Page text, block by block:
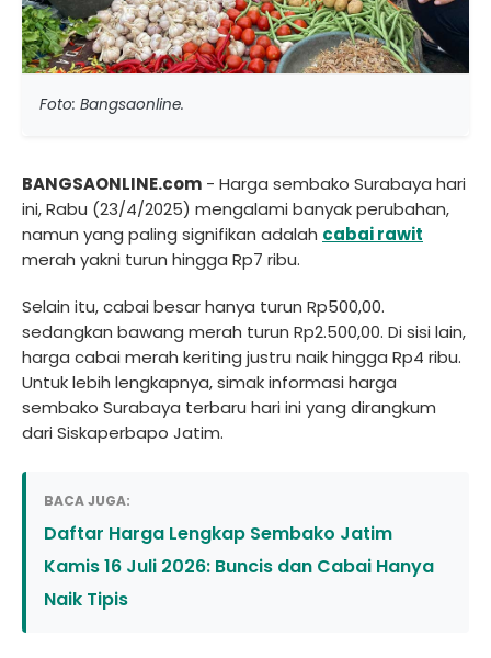
Foto: Bangsaonline.
BANGSAONLINE.com - Harga sembako Surabaya hari
ini, Rabu (23/4/2025) mengalami banyak perubahan,
namun yang paling signifikan adalah cabai rawit
merah yakni turun hingga Rp7 ribu.
Selain itu, cabai besar hanya turun Rp500,00.
sedangkan bawang merah turun Rp2.500,00. Di sisi lain,
harga cabai merah keriting justru naik hingga Rp4 ribu.
Untuk lebih lengkapnya, simak informasi harga
sembako Surabaya terbaru hari ini yang dirangkum
dari Siskaperbapo Jatim.
BACA JUGA:
Daftar Harga Lengkap Sembako Jatim
Kamis 16 Juli 2026: Buncis dan Cabai Hanya
Naik Tipis